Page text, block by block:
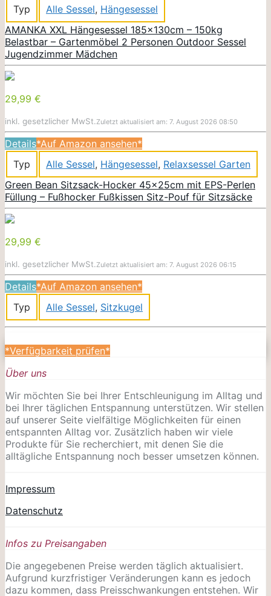
Typ
Alle Sessel, Hängesessel
AMANKA XXL Hängesessel 185x130cm – 150kg
Belastbar – Gartenmöbel 2 Personen Outdoor Sessel
Jugendzimmer Mädchen
29,99 €
inkl. gesetzlicher MwSt.Zuletzt aktualisiert am: 7. August 2026 08:50
Details*Auf Amazon ansehen*
Typ
Alle Sessel, Hängesessel, Relaxsessel Garten
Green Bean Sitzsack-Hocker 45x25cm mit EPS-Perlen
Füllung – Fußhocker Fußkissen Sitz-Pouf für Sitzsäcke
29,99 €
inkl. gesetzlicher MwSt.Zuletzt aktualisiert am: 7. August 2026 06:15
Details*Auf Amazon ansehen*
Typ
Alle Sessel, Sitzkugel
*Verfügbarkeit prüfen*
Über uns
Wir möchten Sie bei Ihrer Entschleunigung im Alltag und
bei Ihrer täglichen Entspannung unterstützen. Wir stellen
auf unserer Seite vielfältige Möglichkeiten für einen
entspannten Alltag vor. Zusätzlich haben wir viele
Produkte für Sie recherchiert, mit denen Sie die
alltägliche Entspannung noch besser umsetzen können.
Impressum
Datenschutz
Infos zu Preisangaben
Die angegebenen Preise werden täglich aktualisiert.
Aufgrund kurzfristiger Veränderungen kann es jedoch
dazu kommen, dass Preisschwankungen entstehen. Wir